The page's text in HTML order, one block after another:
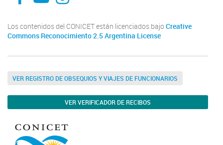
Los contenidos del CONICET están licenciados bajo Creative
Commons Reconocimiento 2.5 Argentina License
VER REGISTRO DE OBSEQUIOS Y VIAJES DE FUNCIONARIOS
VER VERIFICADOR DE RECIBOS